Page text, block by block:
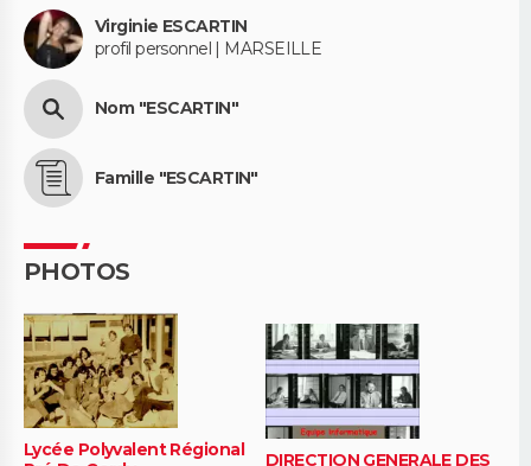
Virginie ESCARTIN
profil personnel | MARSEILLE
Nom "ESCARTIN"
Famille "ESCARTIN"
PHOTOS
Lycée Polyvalent Régional
DIRECTION GENERALE DES